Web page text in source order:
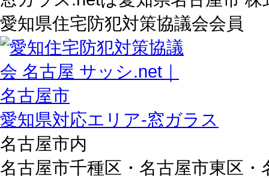
愛知県住宅防犯対策協議会会員
愛知県対応エリア-窓ガラス
名古屋市内
名古屋市千種区・名古屋市東区